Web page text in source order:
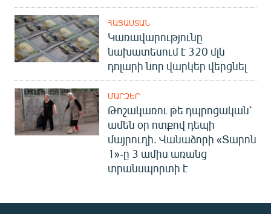
ՀԱՅԱՍՏԱՆ
Կառավարությունը
նախատեսում է 320 մլն
դոլարի նոր վարկեր վերցնել
ՄԱՐԶԵՐ
Թոշակառու թե դպրոցական՝
ամեն օր ոտքով դեպի
մայրուղի. Վանաձորի «Տարոն
1»-ը 3 ամիս առանց
տրանսպորտի է